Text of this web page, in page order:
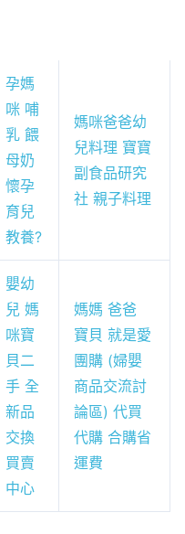
孕媽
咪 哺
乳 餵
母奶
懷孕
育兒
教養?
媽咪爸爸幼
兒料理 寶寶
副食品研究
社 親子料理
嬰幼
兒 媽
咪寶
貝二
手 全
新品
交換
買賣
中心
媽媽 爸爸
寶貝 就是愛
團購 (婦嬰
商品交流討
論區) 代買
代購 合購省
運費